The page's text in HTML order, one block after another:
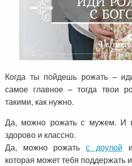
Когда ты пойдешь рожать –
самое главное – тогда твои
такими, как нужно.
Да, можно рожать с мужем. И
здорово и классно.
Да, можно рожатьс доулой
которая может тебя поддержать